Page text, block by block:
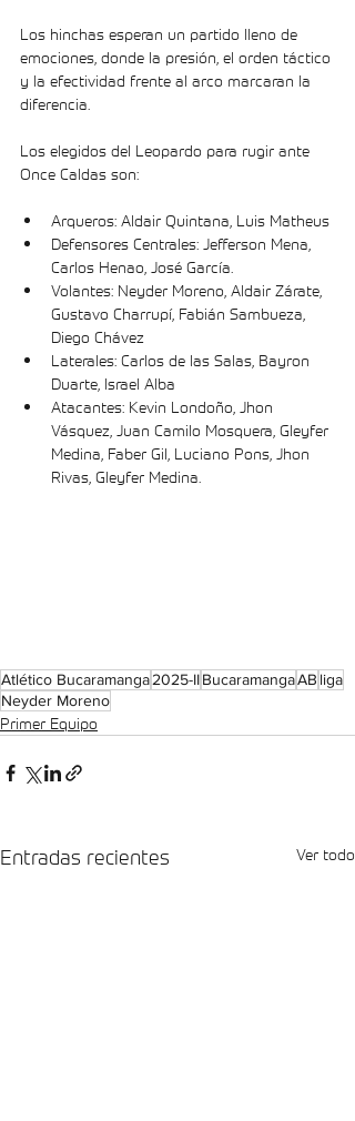
Los hinchas esperan un partido lleno de
emociones, donde la presión, el orden táctico
y la efectividad frente al arco marcaran la
diferencia.
Los elegidos del Leopardo para rugir ante
Once Caldas son:
Arqueros: Aldair Quintana, Luis Matheus
Defensores Centrales: Jefferson Mena,
Carlos Henao, José García.
Volantes: Neyder Moreno, Aldair Zárate,
Gustavo Charrupí, Fabián Sambueza,
Diego Chávez
Laterales: Carlos de las Salas, Bayron
Duarte, Israel Alba
Atacantes: Kevin Londoño, Jhon
Vásquez, Juan Camilo Mosquera, Gleyfer
Medina, Faber Gil, Luciano Pons, Jhon
Rivas, Gleyfer Medina.
Atlético Bucaramanga2025-IIBucaramangaAB liga
Neyder Moreno
Primer Equipo
Entradas recientes Ver todo